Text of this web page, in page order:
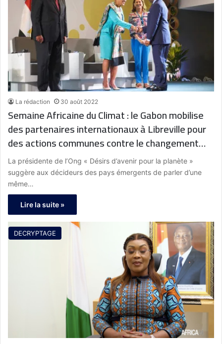
La rédaction 30 août 2022
Semaine Africaine du Climat : le Gabon mobilise
des partenaires internationaux à Libreville pour
des actions communes contre le changement
climatiques
La présidente de l’Ong « Désirs d’avenir pour la planète »
suggère aux décideurs des pays émergents de parler d’une
même…
Lire la suite »
DECRYPTAGE